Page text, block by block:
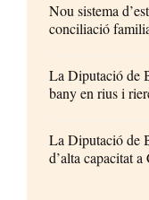
Nou sistema
conciliació
La Diputació de
bany en rius i
La Diputació de
d’alta capacitat